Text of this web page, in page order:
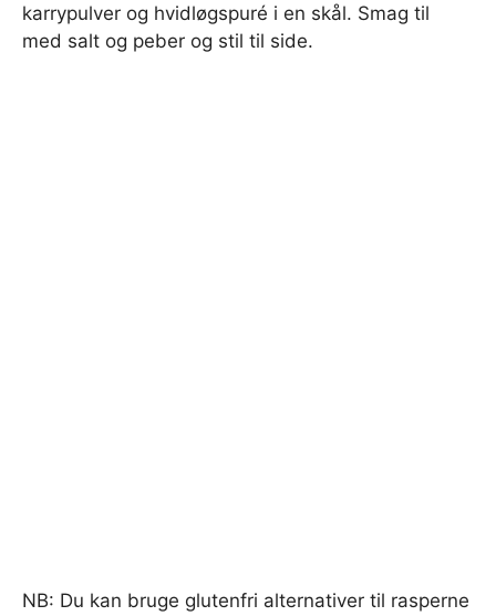
karrypulver og hvidløgspuré i en skål. Smag til
med salt og peber og stil til side.
NB: Du kan bruge glutenfri alternativer til rasperne